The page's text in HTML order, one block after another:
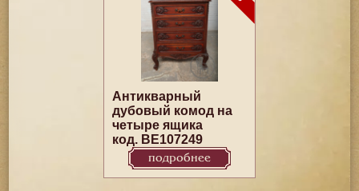
Антикварный
дубовый комод на
четыре ящика
код. BE107249
подробнее